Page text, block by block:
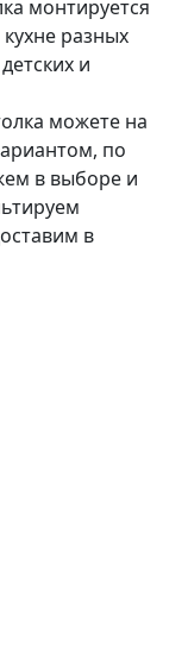
монтируется
разных
и
можете на
по
в выборе и
в